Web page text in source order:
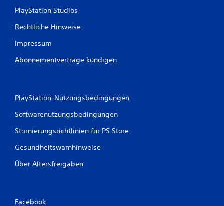
e
l
n
D
k
n
s
t
d
PlayStation Studios
Rechtliche Hinweise
Impressum
Abonnementverträge kündigen
PlayStation-Nutzungsbedingungen
Softwarenutzungsbedingungen
Stornierungsrichtlinien für PS Store
Gesundheitswarnhinweise
Über Altersfreigaben
Facebook